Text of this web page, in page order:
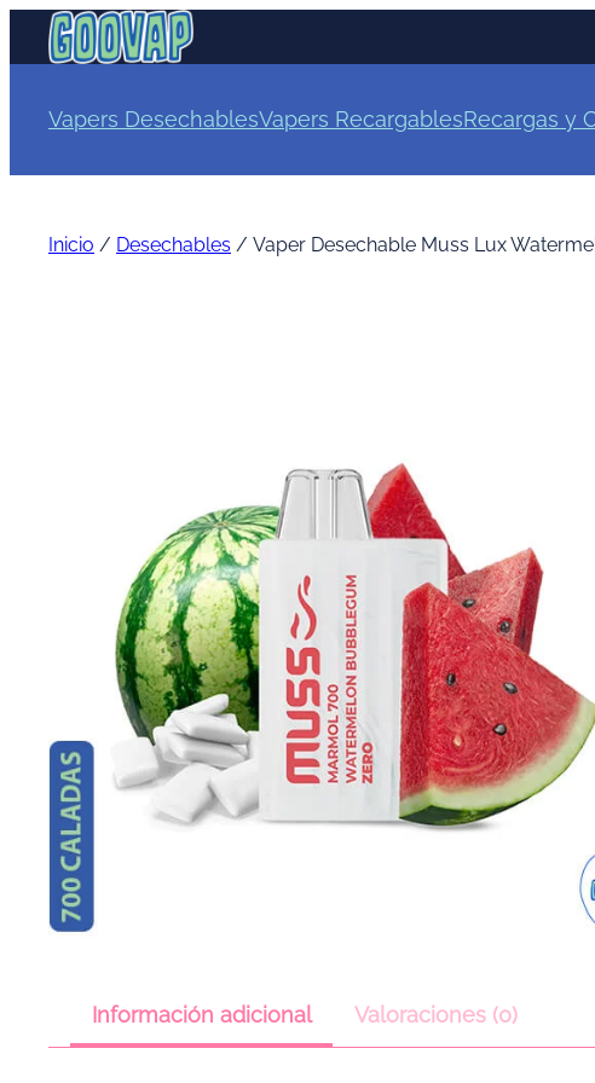
Vapers DesechablesVapers RecargablesRecargas y
Inicio / Desechables / Vaper Desechable Muss Lux
Información adicional Valoraciones (0)